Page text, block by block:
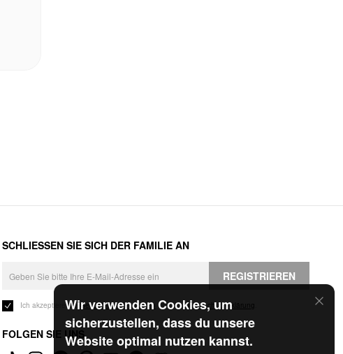
Wir verwenden Cookies, um
sicherzustellen, dass du unsere
Website optimal nutzen kannst.
SCHLIESSEN SIE SICH DER FAMILIE AN
REGISTRIEREN
Ich akzeptiere dieGeschäftsbedingungen und die Datenschutzerklärung
FOLGEN SIE UNS